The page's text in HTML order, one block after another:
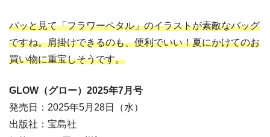
パッと見て「フラワーペタル」のイラストが素敵なバッグ
ですね。肩掛けできるのも、便利でいい！夏にかけてのお
買い物に重宝しそうです。
GLOW（グロー）2025年7月号
発売日：2025年5月28日（水）
出版社：宝島社